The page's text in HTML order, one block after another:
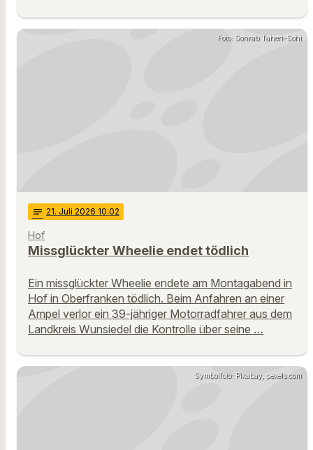
Foto: Sohrab Taheri-Sohi
notes 21. Juli 2026 10:02
Hof
Missglückter Wheelie endet tödlich
Ein missglückter Wheelie endete am Montagabend in
Hof in Oberfranken tödlich. Beim Anfahren an einer
Ampel verlor ein 39-jähriger Motorradfahrer aus dem
Landkreis Wunsiedel die Kontrolle über seine …
Symbolfoto: Pixabay, pexels.com